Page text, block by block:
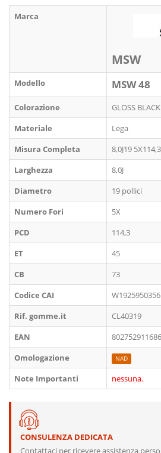
Marca
MSW
Modello MSW 48
Colorazione
GLOSS
Materiale
Lega
Misura Completa
8,0J19
Larghezza
8,0J
Diametro
19 pollici
Numero Fori
5X
PCD
114,3
ET
45
CB
73
Codice CAI
W1925950356
Rif. gomme.it
CL40319
EAN
Omologazione
NAD
Note Importanti nessuna.
CONSULENZA DEDICATA
Contattaci per ricevere assistenza